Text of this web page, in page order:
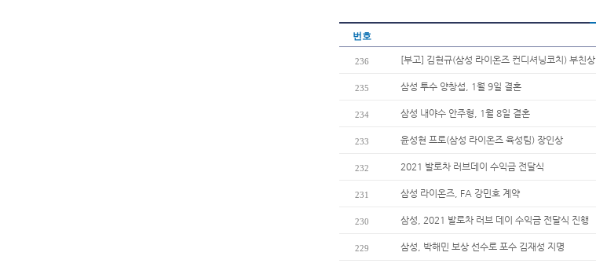
번호
236 [부고] 김현규(삼성 라이온즈 컨디셔닝코치) 부친상
235 삼성 투수 양창섭, 1월 9일 결혼
234 삼성 내야수 안주형, 1월 8일 결혼
233 윤성현 프로(삼성 라이온즈 육성팀) 장인상
232 2021 발로차 러브데이 수익금 전달식
231 삼성 라이온즈, FA 강민호 계약
230 삼성, 2021 발로차 러브 데이 수익금 전달식 진행
229 삼성, 박해민 보상 선수로 포수 김재성 지명